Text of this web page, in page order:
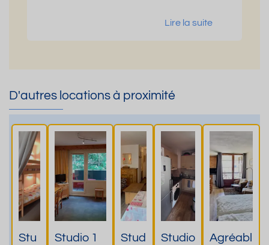
Lire la suite
D'autres locations à proximité
Stu
Studio 1
Stud
Studio
Agréabl